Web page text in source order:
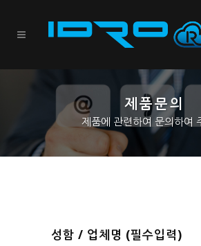
제품문의
제품에 관련하여 문의하여
성함 / 업체명 (필수입력)